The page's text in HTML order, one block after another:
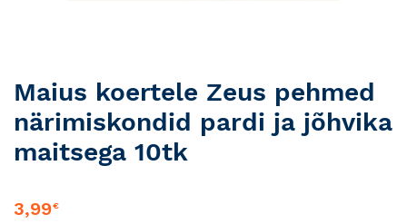
Skip
to
the
beginning
of
images
Maius koertele Zeus pehmed
närimiskondid pardi ja jõhvika
maitsega 10tk
3,99€